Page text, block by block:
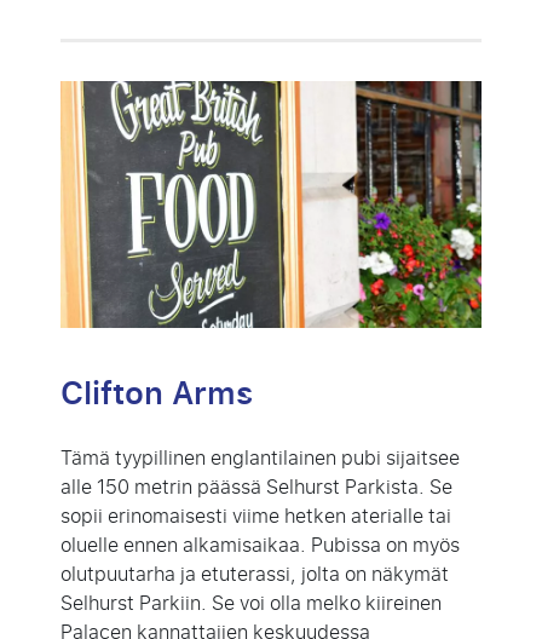
Clifton Arms
Tämä tyypillinen englantilainen pubi sijaitsee
alle 150 metrin päässä Selhurst Parkista. Se
sopii erinomaisesti viime hetken aterialle tai
oluelle ennen alkamisaikaa. Pubissa on myös
olutpuutarha ja etuterassi, jolta on näkymät
Selhurst Parkiin. Se voi olla melko kiireinen